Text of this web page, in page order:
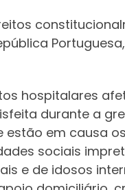
hospitalares
durante a
estão em causa
sociais
e de idosos